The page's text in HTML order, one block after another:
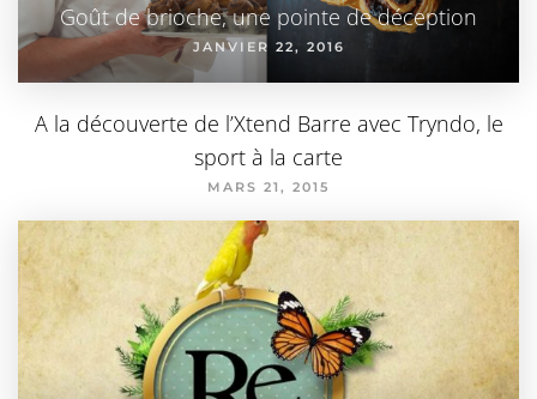
Goût de brioche, une pointe de déception
JANVIER 22, 2016
A la découverte de l’Xtend Barre avec Tryndo, le
sport à la carte
MARS 21, 2015